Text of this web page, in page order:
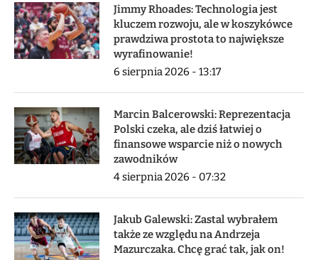
Jimmy Rhoades: Technologia jest
kluczem rozwoju, ale w koszykówce
prawdziwa prostota to największe
wyrafinowanie!
6 sierpnia 2026 - 13:17
Marcin Balcerowski: Reprezentacja
Polski czeka, ale dziś łatwiej o
finansowe wsparcie niż o nowych
zawodników
4 sierpnia 2026 - 07:32
Jakub Galewski: Zastal wybrałem
także ze względu na Andrzeja
Mazurczaka. Chcę grać tak, jak on!